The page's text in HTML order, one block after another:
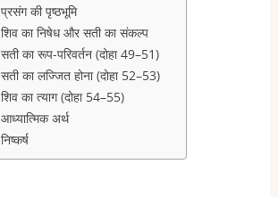
प्रसंग की पृष्ठभूमि
शिव का निषेध और सती का संकल्प
सती का रूप-परिवर्तन (दोहा 49–51)
सती का लज्जित होना (दोहा 52–53)
शिव का त्याग (दोहा 54–55)
आध्यात्मिक अर्थ
निष्कर्ष